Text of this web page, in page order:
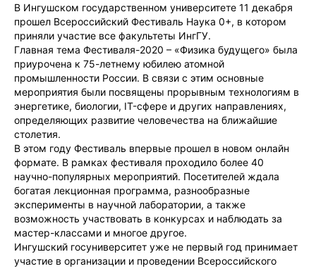
В Ингушском государственном университете 11 декабря
прошел Всероссийский Фестиваль Наука 0+, в котором
приняли участие все факультеты ИнгГУ.
Главная тема Фестиваля-2020 – «Физика будущего» была
приурочена к 75-летнему юбилею атомной
промышленности России. В связи с этим основные
мероприятия были посвящены прорывным технологиям в
энергетике, биологии, IT-сфере и других направлениях,
определяющих развитие человечества на ближайшие
столетия.
В этом году Фестиваль впервые прошел в новом онлайн
формате. В рамках фестиваля проходило более 40
научно-популярных мероприятий. Посетителей ждала
богатая лекционная программа, разнообразные
эксперименты в научной лаборатории, а также
возможность участвовать в конкурсах и наблюдать за
мастер-классами и многое другое.
Ингушский госуниверситет уже не первый год принимает
участие в организации и проведении Всероссийского